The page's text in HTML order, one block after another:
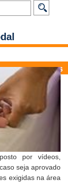
por vídeos,
seja aprovado
exigidas na área